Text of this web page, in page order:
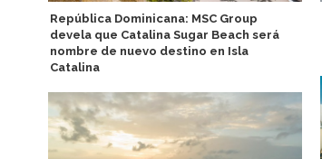
República Dominicana: MSC Group
devela que Catalina Sugar Beach será
nombre de nuevo destino en Isla
Catalina